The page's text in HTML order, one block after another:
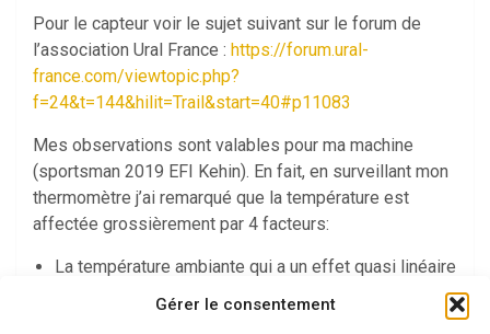
Gérer le consentement
Pour le capteur voir le sujet suivant sur le forum de
l’association Ural France : https://forum.ural-
france.com/viewtopic.php?
f=24&t=144&hilit=Trail&start=40#p11083
Mes observations sont valables pour ma machine
(sportsman 2019 EFI Kehin). En fait, en surveillant mon
thermomètre j’ai remarqué que la température est
affectée grossièrement par 4 facteurs:
La température ambiante qui a un effet quasi linéaire
sur la température maxi.